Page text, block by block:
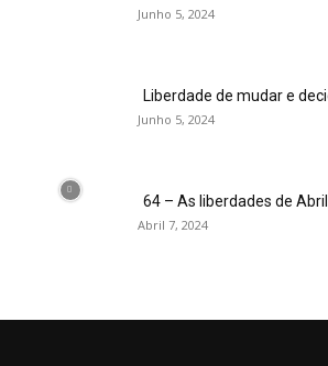
Junho 5, 2024
Liberdade de mudar e
Junho 5, 2024
64 – As liberdades de Abril
Abril 7, 2024